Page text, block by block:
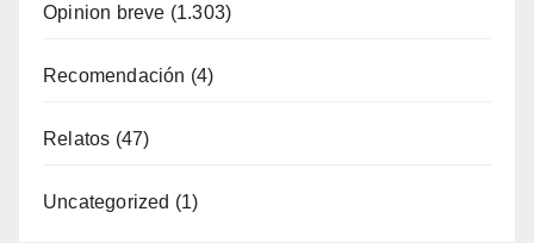
Opinion breve (1.303)
Recomendación (4)
Relatos (47)
Uncategorized (1)